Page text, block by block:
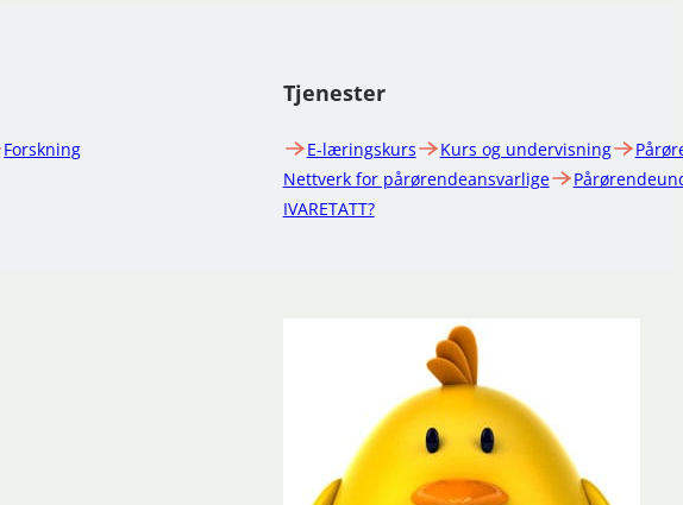
Forskning
Tjenester
E-læringskurs Kurs og undervisning
Nettverk for pårørendeansvarlige
IVARETATT?